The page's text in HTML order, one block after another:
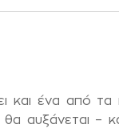
και ένα από
αυξάνεται –